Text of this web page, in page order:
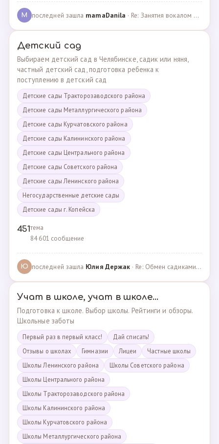
M последней зашла mamaDanila · Re: Занятия вокалом и танцами для подростков с мент… · 12.03.2025
Детский сад
Выбираем детский сад в Челябинске, садик или няня,
частный детский сад, подготовка ребенка к
поступлению в детский сад
Детские сады Тракторозаводского района
Детские сады Металлургического района
Детские сады Курчатовского района
Детские сады Калининского района
Детские сады Центрального района
Детские сады Советского района
Детские сады Ленинского района
Негосударственные детские сады
Детские сады г. Копейска
451тема
84 601 сообщение
Ю последней зашла Юлия Держак · Re: Обмен садиками, продажа путевок · 25.01.2023
Учат в школе, учат в школе...
Подготовка к школе. Выбор школы. Рейтинги и обзоры.
Школьные заботы
Первый раз в первый класс!
Дай списать!
Отзывы о школах
Гимназии Лицеи
Частные школы
Школы Ленинского района
Школы Советского района
Школы Центрального района
Школы Тракторозаводского района
Школы Калининского района
Школы Курчатовского района
Школы Металлургического района